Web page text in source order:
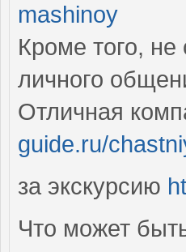
mashinoy
Кроме того, не
личного
Отличная
guide.ru/
за экскурсию
Что может